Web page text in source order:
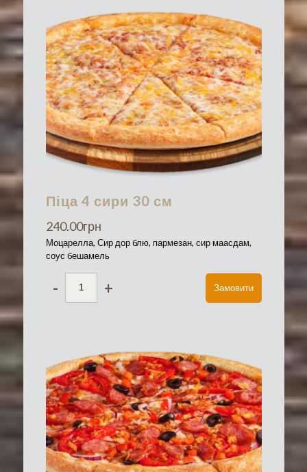
Піца 4 сири 30 см
240.00грн
Моцарелла, Сир дор блю, пармезан, сир маасдам,
соус бешамель
- + Замовити